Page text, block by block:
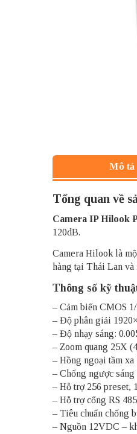
Mô tả
Tổng quan về
Camera IP Hilook
120dB.
Camera Hilook là
hàng tại Thái Lan và
Thông số kỹ
– Cảm biến CMOS 1/
– Độ phân giải
– Độ nhạy sáng:
– Zoom quang 25X
– Hồng ngoại tầm xa
– Chống ngược
– Hỗ trợ 256 preset,
– Hỗ trợ cổng RS
– Tiêu chuẩn chống
– Nguồn 12VDC –